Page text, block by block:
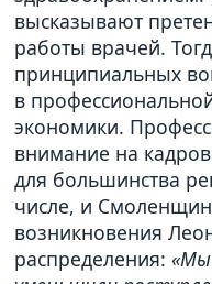
высказывают
работы врачей.
принципиальных
в
экономики.
внимание на
для большинства
числе, и
возникновения
распределения:«Мы